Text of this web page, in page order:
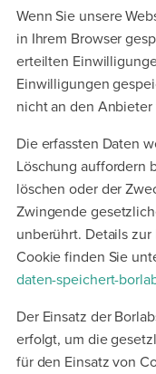
Wenn Sie unsere
in Ihrem Browser
erteilten
Einwilligungen
nicht an den
Die erfassten Daten
Löschung auffordern
löschen oder der
Zwingende
unberührt. Details
Cookie finden Sie
daten-speichert-
Der Einsatz der
erfolgt, um die
für den Einsatz von